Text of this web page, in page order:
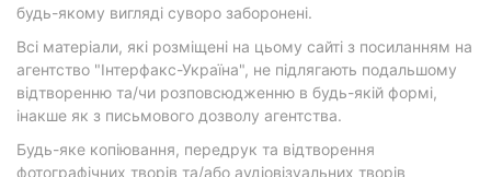
будь-якому вигляді суворо заборонені.
Всі матеріали, які розміщені на цьому сайті з посиланням на
агентство "Інтерфакс-Україна", не підлягають подальшому
відтворенню та/чи розповсюдженню в будь-якій формі,
інакше як з письмового дозволу агентства.
Будь-яке копіювання, передрук та відтворення
фотографічних творів та/або аудіовізуальних творів